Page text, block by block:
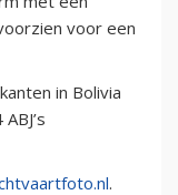
voor een
in Bolivia
.